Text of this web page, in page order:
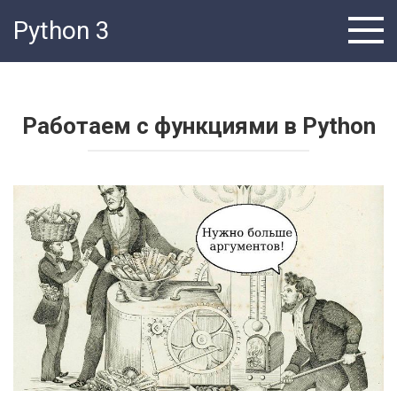
контенту
Python 3
Работаем с функциями в Python